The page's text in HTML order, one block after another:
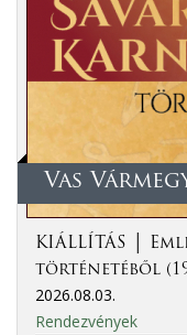
Vas
KIÁLLÍTÁS │
történetéből
2026.08.03.
Rendezvények